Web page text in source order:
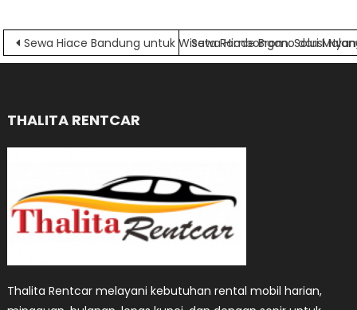
Navigasi
Sewa Hiace Bandung untuk Wisata Rombongan: Solusi
Sewa Hiace Bromo dari
THALITA RENTCAR
Thalita Rentcar melayani kebutuhan rental mobil harian,